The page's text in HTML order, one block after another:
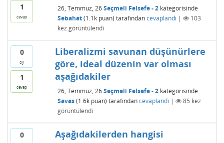
1
cevap
26, Temmuz, 26 Seçmeli Felsefe - 2kategorisinde
Sebahat (1.1kpuan) tarafından cevaplandı |
103
kez görüntülendi
0
oy
1
cevap
Liberalizmi savunan düşünürlere
göre, ideal düzenin var olması
aşağıdakiler
26, Temmuz, 26 Seçmeli Felsefe - 2kategorisinde
Savas (1.6kpuan) tarafından cevaplandı | 85 kez
görüntülendi
0
Aşağıdakilerden hangisi